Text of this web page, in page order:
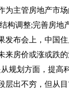
为主管房地产市
构调整;完善房地
发布会上，中国
来房价或涨或跌
规划方面，提高
层出不穷，但从